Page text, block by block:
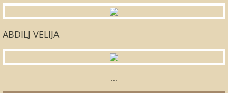
ABDILJ VELIJA